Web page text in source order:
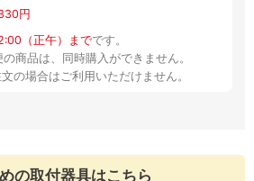
円
（正午）までです。
商品は、同時購入ができません。
の場合はご利用いただけません。
の取付器具はこちら